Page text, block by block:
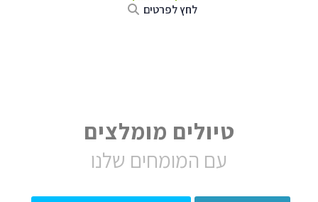
לחץ לפרטים
טיולים מומלצים
עם המומחים שלנו